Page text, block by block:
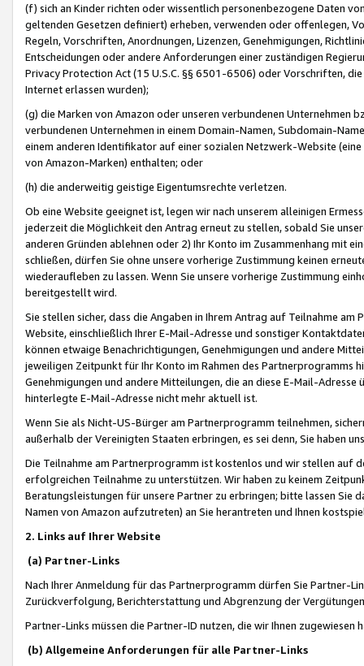
(f) sich an Kinder richten oder wissentlich personenbezogene Daten
geltenden Gesetzen definiert) erheben, verwenden oder offenlegen,
Regeln, Vorschriften, Anordnungen, Lizenzen, Genehmigungen,
Entscheidungen oder andere Anforderungen einer zuständigen
Privacy Protection Act (15 U.S.C. §§ 6501-6506) oder Vorschriften,
Internet erlassen wurden);
(g) die Marken von Amazon oder unseren verbundenen Unternehmen
verbundenen Unternehmen in einem Domain-Namen, Subdomain-
einem anderen Identifikator auf einer sozialen Netzwerk-Website
von Amazon-Marken) enthalten; oder
(h) die anderweitig geistige Eigentumsrechte verletzen.
Ob eine Website geeignet ist, legen wir nach unserem alleinigen
jederzeit die Möglichkeit den Antrag erneut zu stellen, sobald Sie
anderen Gründen ablehnen oder 2) Ihr Konto im Zusammenhang mit
schließen, dürfen Sie ohne unsere vorherige Zustimmung keinen
wiederaufleben zu lassen. Wenn Sie unsere vorherige Zustimmung
bereitgestellt wird.
Sie stellen sicher, dass die Angaben in Ihrem Antrag auf Teilnahme
Website, einschließlich Ihrer E-Mail-Adresse und sonstiger
können etwaige Benachrichtigungen, Genehmigungen und andere
jeweiligen Zeitpunkt für Ihr Konto im Rahmen des Partnerprogramms
Genehmigungen und andere Mitteilungen, die an diese E-Mail-
hinterlegte E-Mail-Adresse nicht mehr aktuell ist.
Wenn Sie als Nicht-US-Bürger am Partnerprogramm teilnehmen,
außerhalb der Vereinigten Staaten erbringen, es sei denn, Sie haben
Die Teilnahme am Partnerprogramm ist kostenlos und wir stellen auf
erfolgreichen Teilnahme zu unterstützen. Wir haben zu keinem
Beratungsleistungen für unsere Partner zu erbringen; bitte lassen Sie
Namen von Amazon aufzutreten) an Sie herantreten und Ihnen
2. Links auf Ihrer Website
(a) Partner-Links
Nach Ihrer Anmeldung für das Partnerprogramm dürfen Sie Partner-
Zurückverfolgung, Berichterstattung und Abgrenzung der
Partner-Links müssen die Partner-ID nutzen, die wir Ihnen zugewiesen
(b) Allgemeine Anforderungen für alle Partner-Links